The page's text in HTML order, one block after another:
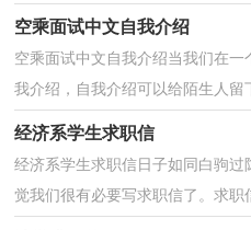
空乘面试中文自我介绍
空乘面试中文自我介绍当我们在
我介绍，自我介绍可以给陌生人
去写自我介绍呢？下面是小编为大
经济系学生求职信
经济系学生求职信日子如同白驹
觉我们很有必要写求职信了。求